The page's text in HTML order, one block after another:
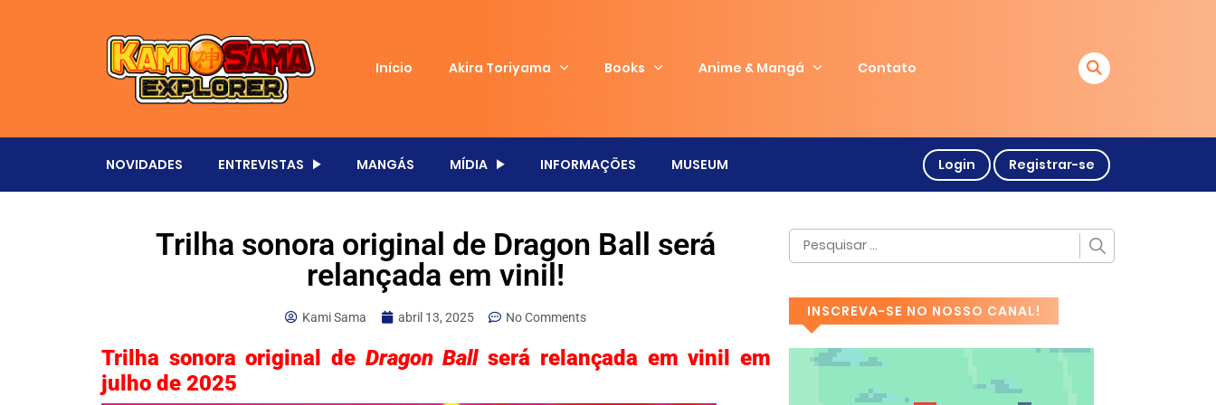
Início Akira Toriyama Books Anime & Mangá Contato
NOVIDADES ENTREVISTAS MANGÁS MÍDIA INFORMAÇÕES MUSEUM Login Registrar-se
Trilha sonora original de Dragon Ball será
relançada em vinil!
Kami Sama abril 13, 2025 No Comments
Trilha sonora original de Dragon Ballserá relançada em vinil em
julho de 2025
INSCREVA-SE NO NOSSO CANAL!